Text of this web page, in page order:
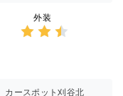
外装
ースポット刈谷北